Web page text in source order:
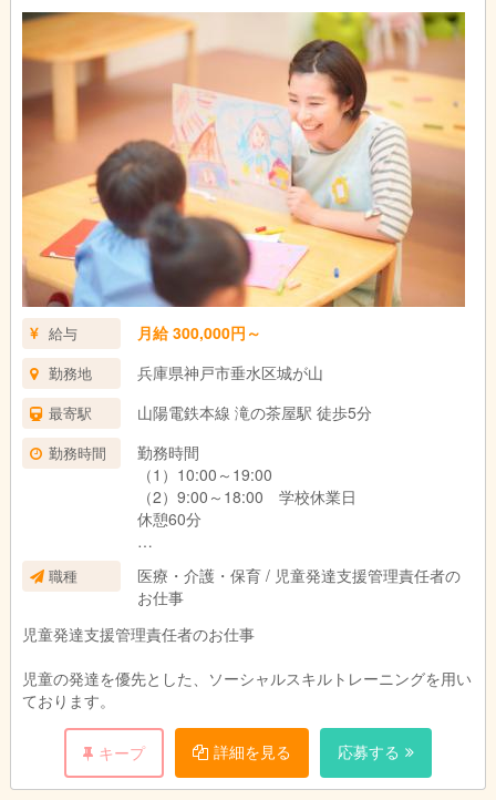
給与 月給 300,000円～
勤務地 兵庫県神戸市垂水区城が山
最寄駅 山陽電鉄本線 滝の茶屋駅 徒歩5分
勤務時間
勤務時間
（1）10:00～19:00
（2）9:00～18:00 学校休業日
休憩60分
営業時間
（1）13：30～17：30
（2）10：00～16：00 学校休業日
職種
医療・介護・保育 / 児童発達支援管理責任者の
お仕事
児童発達支援管理責任者のお仕事
児童の発達を優先とした、ソーシャルスキルトレーニングを用い
ております。
キープ 詳細を見る 応募する